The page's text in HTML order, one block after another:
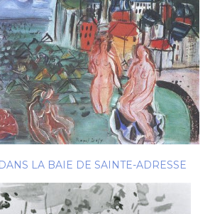
LA BAIE DE SAINTE-ADRESSE